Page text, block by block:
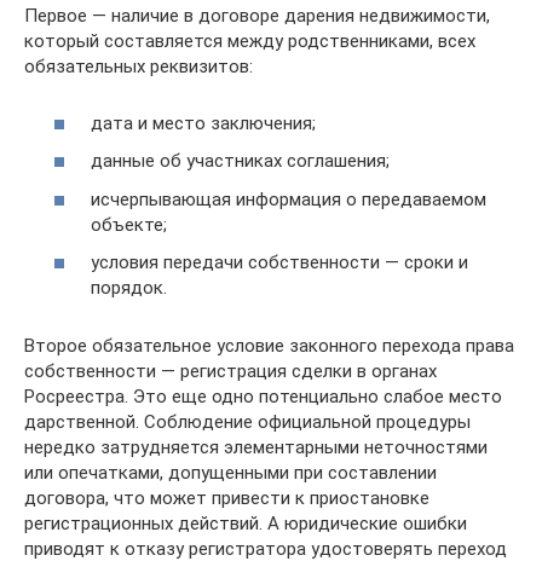
Первое — наличие в договоре дарения недвижимости,
который составляется между родственниками, всех
обязательных реквизитов:
дата и место заключения;
данные об участниках соглашения;
исчерпывающая информация о передаваемом
объекте;
условия передачи собственности — сроки и
порядок.
Второе обязательное условие законного перехода права
собственности — регистрация сделки в органах
Росреестра. Это еще одно потенциально слабое место
дарственной. Соблюдение официальной процедуры
нередко затрудняется элементарными неточностями
или опечатками, допущенными при составлении
договора, что может привести к приостановке
регистрационных действий. А юридические ошибки
приводят к отказу регистратора удостоверять переход